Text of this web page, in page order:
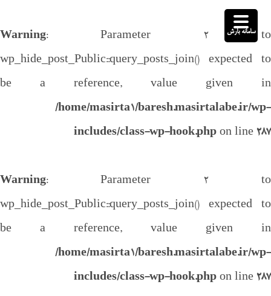
Warning: Parameter 2 to
wp_hide_post_Public::query_posts_join() expected to
be a reference, value given in
/home/masirta1/baresh.masirtalabe.ir/wp-
includes/class-wp-hook.php on line 287
Warning: Parameter 2 to
wp_hide_post_Public::query_posts_join() expected to
be a reference, value given in
/home/masirta1/baresh.masirtalabe.ir/wp-
includes/class-wp-hook.php on line 287
سامانه بارش